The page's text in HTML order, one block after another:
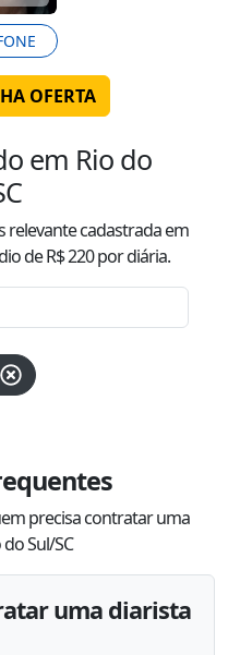
OFERTA
em Rio do
relevante cadastrada em
de R$220por diária.
precisa contratar uma
Sul/SC
uma diarista